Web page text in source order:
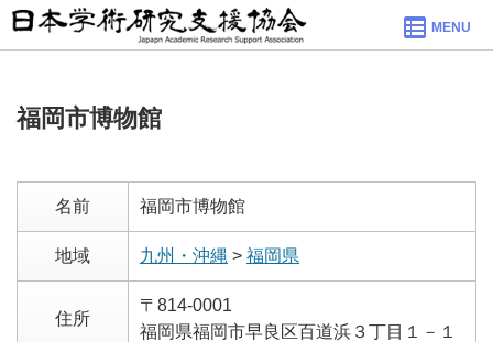
MENU
福岡市博物館
名前 福岡市博物館
地域 九州・沖縄 > 福岡県
住所
〒814-0001
福岡県福岡市早良区百道浜３丁目１－１